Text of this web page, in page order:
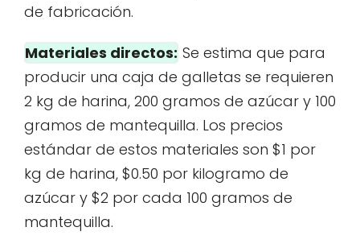
de fabricación.
Materiales directos: Se estima que para
producir una caja de galletas se requieren
2 kg de harina, 200 gramos de azúcar y 100
gramos de mantequilla. Los precios
estándar de estos materiales son $1 por
kg de harina, $0.50 por kilogramo de
azúcar y $2 por cada 100 gramos de
mantequilla.